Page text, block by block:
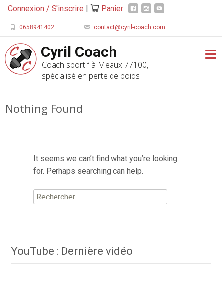
Connexion / S'inscrire | Panier
0658941402 contact@cyril-coach.com
Cyril Coach
Coach sportif à Meaux 77100,
spécialisé en perte de poids
Nothing Found
It seems we can’t find what you’re looking
for. Perhaps searching can help.
Rechercher :
YouTube : Dernière vidéo